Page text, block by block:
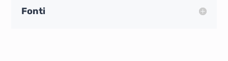
Fonti